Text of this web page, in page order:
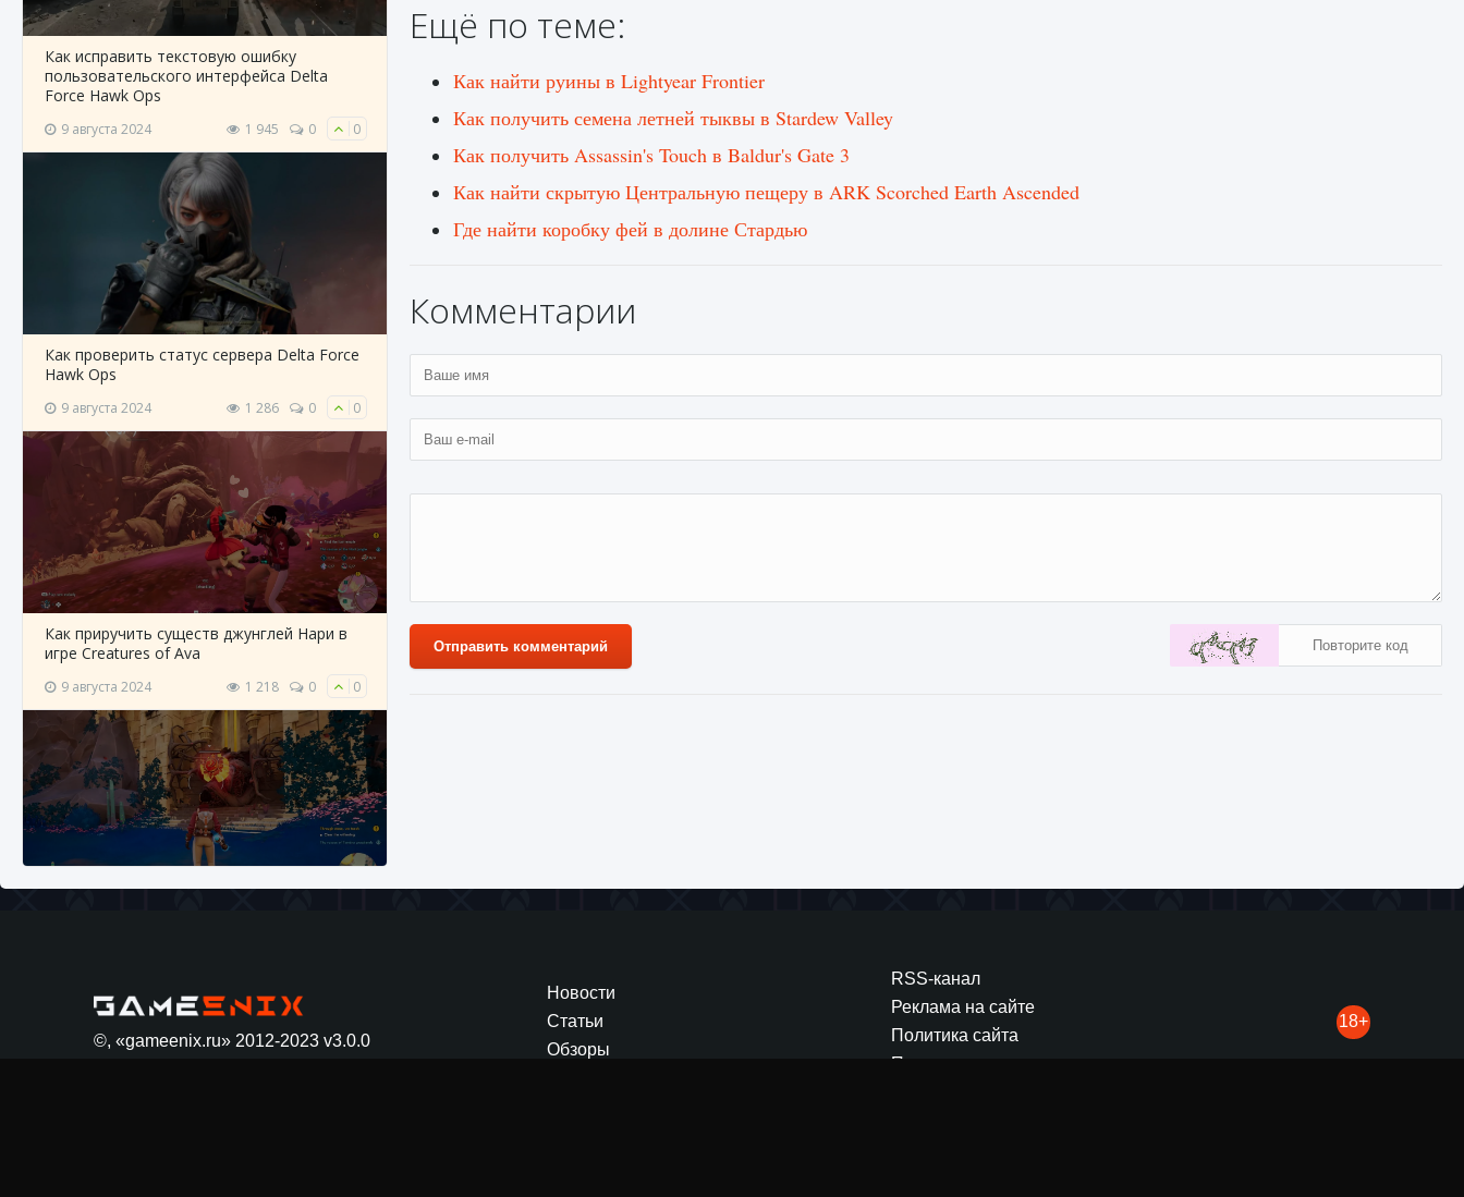
Как исправить текстовую ошибку
пользовательского интерфейса Delta
Force Hawk Ops
9 августа 2024 1 945 0 0
Как проверить статус сервера Delta Force
Hawk Ops
9 августа 2024 1 286 0 0
Как приручить существ джунглей Нари в
игре Creatures of Ava
9 августа 2024 1 218 0 0
Ещё по теме:
Как найти руины в Lightyear Frontier
Как получить семена летней тыквы в Stardew Valley
Как получить Assassin's Touch в Baldur's Gate 3
Как найти скрытую Центральную пещеру в ARK Scorched Earth Ascended
Где найти коробку фей в долине Стардью
Комментарии
Отправить комментарий
Как получить медный провод в Lightyear Frontier